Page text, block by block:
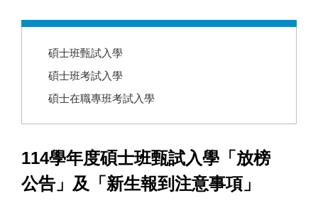
碩士班甄試入學
碩士班考試入學
碩士在職專班考試入學
114學年度碩士班甄試入學「放榜
公告」及「新生報到注意事項」